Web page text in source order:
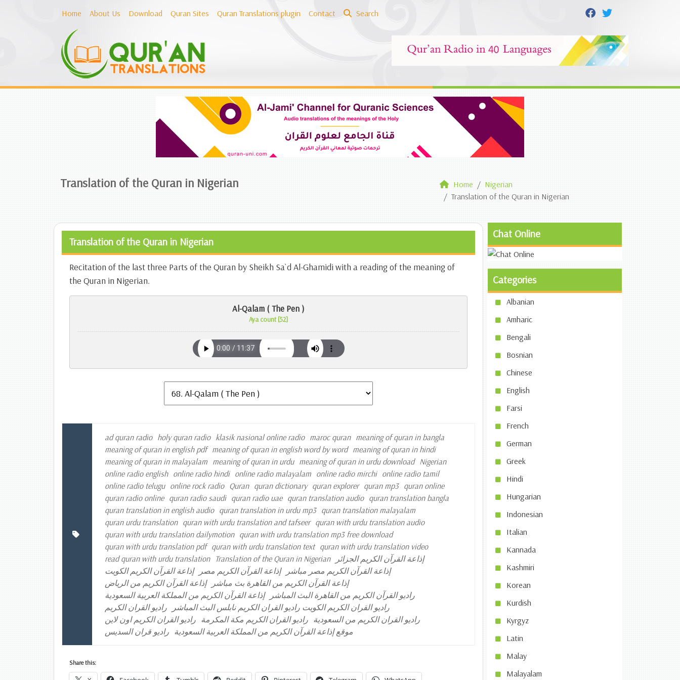
Home About Us Download Quran Sites Quran Translations plugin Contact Search
Translation of the Quran in Nigerian Home
Nigerian
Translation of the Quran in Nigerian
Translation of the Quran in Nigerian
Recitation of the last three Parts of the Quran by Sheikh Sa`d Al-Ghamidi with a reading of the meaning of
the Quran in Nigerian.
Al-Qalam ( The Pen )
Aya count [52]
ad quran radio holy quran radio klasik nasional online radio maroc quran meaning of quran in bangla
meaning of quran in english pdf meaning of quran in english word by word meaning of quran in hindi
meaning of quran in malayalam meaning of quran in urdu meaning of quran in urdu download Nigerian
online radio english online radio hindi online radio malayalam online radio mirchi online radio tamil
online radio telugu online rock radio Quran quran dictionary quran explorer quran mp3 quran online
quran radio online quran radio saudi quran radio uae quran translation audio quran translation bangla
quran translation in english audio quran translation in urdu mp3 quran translation malayalam
quran urdu translation quran with urdu translation and tafseer quran with urdu translation audio
quran with urdu translation dailymotion quran with urdu translation mp3 free download
quran with urdu translation pdf quran with urdu translation text quran with urdu translation video
read quran with urdu translation Translation of the Quran in Nigerian
إذاعة القرآن الكريم الجزائر
إذاعة القرآن الكريم الكويت
إذاعة القرآن الكريم مصر
إذاعة القرآن الكريم مصر مباشر
إذاعة القرآن الكريم من الرياض
إذاعة القرآن الكريم من القاهرة بث مباشر
إذاعة القرآن الكريم من المملكة العربية السعودية
راديو القرآن الكريم من القاهرة البث المباشر
راديو القران الكريم
راديو القران الكريم الكويت راديو القران الكريم نابلس البث المباشر
راديو القران الكريم اون لاين راديو القران الكريم مكة المكرمة راديو القران الكريم من السعودية
راديو قران السديس موقع إذاعة القرآن الكريم من المملكة العربية السعودية
Share this:
Chat Online
Categories
Albanian
Amharic
Bengali
Bosnian
Chinese
English
Farsi
French
German
Greek
Hindi
Hungarian
Indonesian
Italian
Kannada
Kashmiri
Korean
Kurdish
Kyrgyz
Latin
Malay
Malayalam